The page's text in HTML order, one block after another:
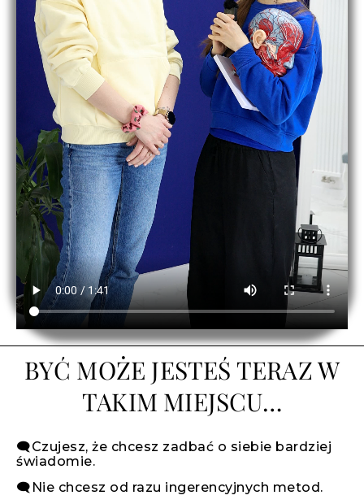
BYĆ MOŻE JESTEŚ TERAZ W
TAKIM MIEJSCU…
🗨️Czujesz, że chcesz zadbać o siebie bardziej
świadomie.
🗨️Nie chcesz od razu ingerencyjnych metod.